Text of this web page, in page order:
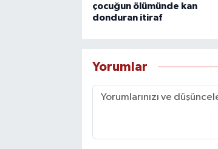
çocuğun ölümünde kan
donduran itiraf
Yorumlar